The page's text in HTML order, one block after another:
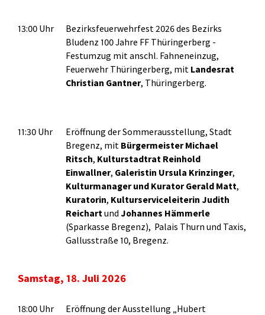
13:00 Uhr
Bezirksfeuerwehrfest 2026 des Bezirks
Bludenz 100 Jahre FF Thüringerberg -
Festumzug mit anschl. Fahneneinzug,
Feuerwehr Thüringerberg, mit Landesrat
Christian Gantner, Thüringerberg.
11:30 Uhr
Eröffnung der Sommerausstellung, Stadt
Bregenz, mit Bürgermeister Michael
Ritsch, Kulturstadtrat Reinhold
Einwallner, Galeristin Ursula Krinzinger,
Kulturmanager und Kurator Gerald Matt,
Kuratorin, Kulturserviceleiterin Judith
Reichartund Johannes Hämmerle
(Sparkasse Bregenz), Palais Thurn und Taxis,
Gallusstraße 10, Bregenz.
Samstag, 18. Juli 2026
18:00 Uhr
Eröffnung der Ausstellung „Hubert